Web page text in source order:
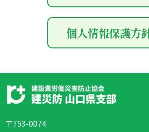
個人情報保護方
〒753-0074